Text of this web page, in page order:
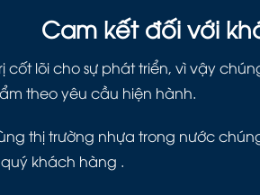
Cam kết đối với
cốt lõi cho sự phát triển, vì vậy
theo yêu cầu hiện hành.
thị trường nhựa trong nước
khách hàng .